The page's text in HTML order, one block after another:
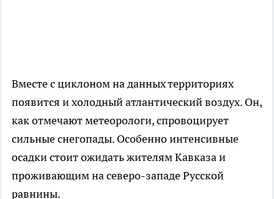
Вместе с циклоном на данных территориях
появится и холодный атлантический воздух. Он,
как отмечают метеорологи, спровоцирует
сильные снегопады. Особенно интенсивные
осадки стоит ожидать жителям Кавказа и
проживающим на северо-западе Русской
равнины.